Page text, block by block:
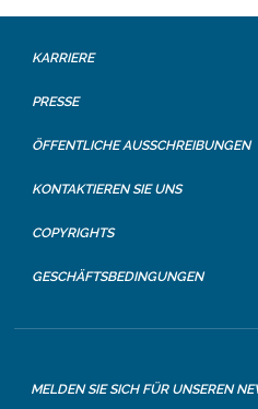
KARRIERE
PRESSE
ÖFFENTLICHE AUSSCHREIBUNGEN
KONTAKTIEREN SIE UNS
COPYRIGHTS
GESCHÄFTSBEDINGUNGEN
MELDEN SIE SICH FÜR UNSEREN